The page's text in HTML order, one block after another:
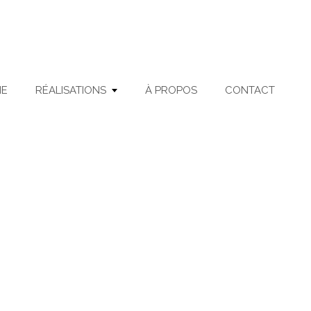
RÉALISATIONS À PROPOS CONTACT